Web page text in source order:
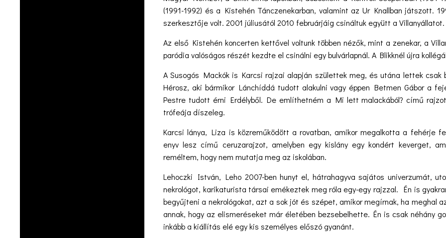
(1991-1992) és a Kistehén Tánczenekarban, valamint az Ur Knallban játszott.
szerkesztője volt. 2001 júliusától 2010 februárjáig csináltuk együtt a Villanyállatot.
Az első Kistehén koncerten kettővel voltunk többen nézők, mint a zenekar, a
paródia valóságos részét kezdte el csinálni egy bulvárlapnál. A Blikknél újra
A Susogós Mackók is Karcsi rajzai alapján születtek meg, és utána lettek
Hérosz, aki bármikor Lánchíddá tudott alakulni vagy éppen Betmen Gábor a
Pestre tudott érni Erdélyből. De említhetném a Mi lett malackából? című
trófeája díszeleg.
Karcsi lánya, Liza is közreműködött a rovatban, amikor megalkotta a fehérje
enyv lesz című ceruzarajzot, amelyben egy kislány egy kondért keverget,
reméltem, hogy nem mutatja meg az iskolában.
Lehoczki István, Leho 2007-ben hunyt el, hátrahagyva sajátos univerzumát,
nekrológot, karikaturista társai emékeztek meg róla egy-egy rajzzal. Én is
begyűjteni a nekrológokat, azt a sok jót és szépet, amikor megírnak, ha meghal
annak, hogy az elismeréseket már életében bezsebelhette. Én is csak néhány
inkább a kiállítás elé egy kis személyes előszó gyanánt.